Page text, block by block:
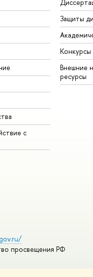
с
Защиты
Конкурсы
Внешние
ресурсы
просвещения РФ